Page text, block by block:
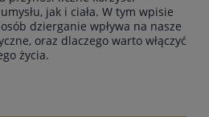
jak i ciała. W tym wpisie
dzierganie wpływa na nasze
, oraz dlaczego warto włączyć
życia.